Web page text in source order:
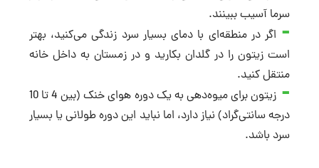
سرما آسیب ببینند.
اگر در منطقه‌ای با دمای بسیار سرد زندگی می‌کنید، بهتر
است زیتون را در گلدان بکارید و در زمستان به داخل خانه
منتقل کنید.
زیتون برای میوه‌دهی به یک دوره هوای خنک (بین 4 تا 10
درجه سانتی‌گراد) نیاز دارد، اما نباید این دوره طولانی یا بسیار
سرد باشد.